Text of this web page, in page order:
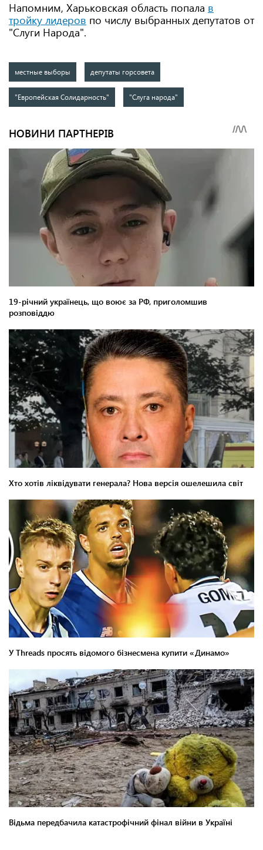
Напомним, Харьковская область попала в
тройку лидеров по числу выбранных депутатов от
"Слуги Народа".
местные выборы депутаты горсовета
"Европейская Солидарность" "Слуга народа"